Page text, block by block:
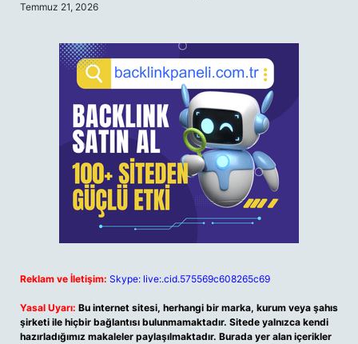
Temmuz 21, 2026
Reklam ve İletişim: Skype: live:.cid.575569c608265c69
Yasal Uyarı: Bu internet sitesi, herhangi bir marka, kurum veya şahıs
şirketi ile hiçbir bağlantısı bulunmamaktadır. Sitede yalnızca kendi
hazırladığımız makaleler paylaşılmaktadır. Burada yer alan içerikler